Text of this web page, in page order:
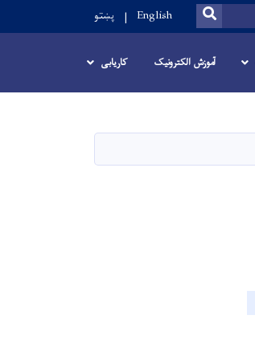
SEARCH
English پښتو
آموزش الکترونیک کاریابی